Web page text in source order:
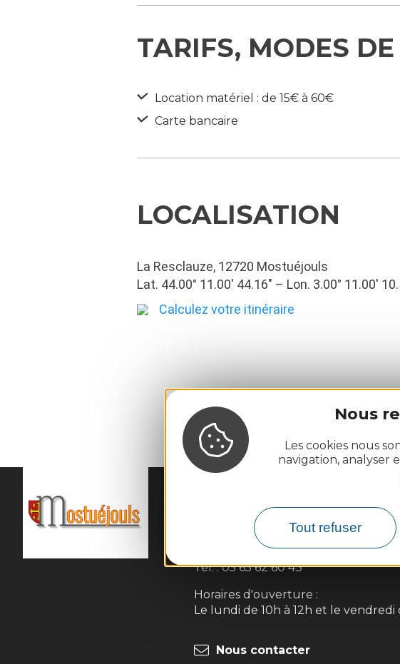
Nous
Les cookies nous
navigation, analyser
Tout refuser
TARIFS, MODES
Location matériel : de 15€ à 60€
Carte bancaire
LOCALISATION
La Resclauze, 12720 Mostuéjouls
Lat. 44.00° 11.00′ 44.16″ – Lon. 3.00° 11.00′
Calculez votre itinéraire
MAIRIE DEMOSTUÉJOULS
La Peyrouse
12720 Mostuéjouls
Tél. :05 65 62 60 43
Horaires d'ouverture :
Le lundi de 10h à 12h et le vendredi
Nous contacter